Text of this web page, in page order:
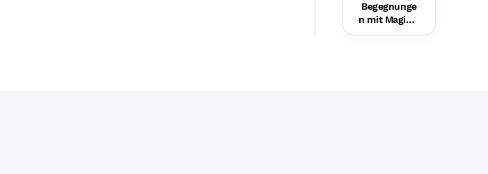
Begegnunge
n mit Magic 8
Ball